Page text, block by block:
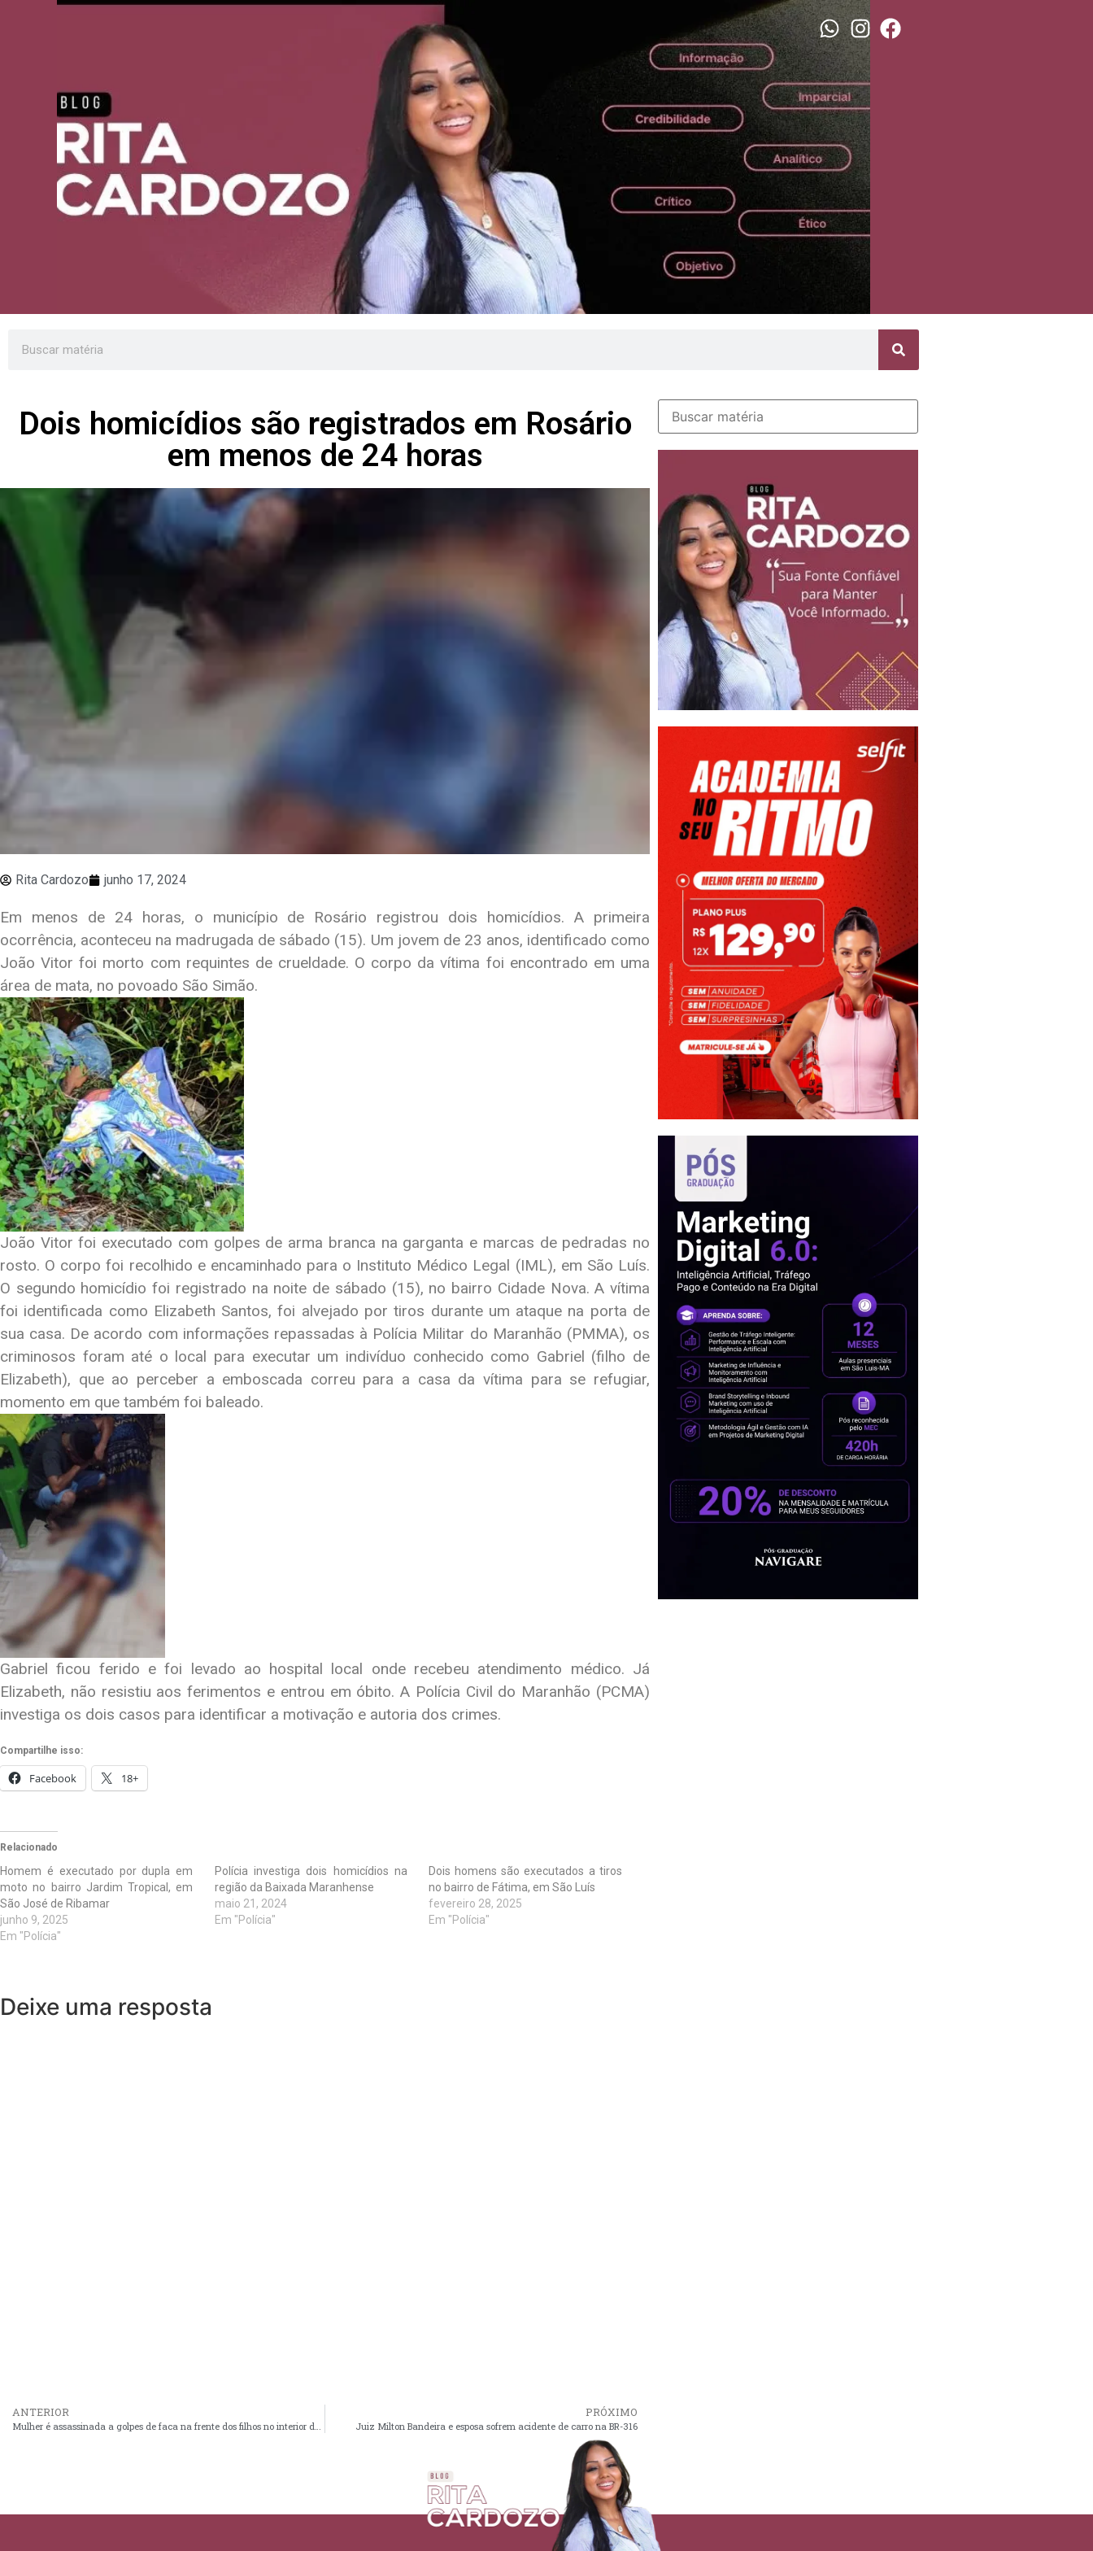
Dois homicídios são registrados em Rosário
em menos de 24 horas
Rita Cardozo junho 17, 2024
Em menos de 24 horas, o município de Rosário registrou dois homicídios. A primeira
ocorrência, aconteceu na madrugada de sábado (15). Um jovem de 23 anos, identificado como
João Vitor foi morto com requintes de crueldade. O corpo da vítima foi encontrado em uma
área de mata, no povoado São Simão.
João Vitor foi executado com golpes de arma branca na garganta e marcas de pedradas no
rosto. O corpo foi recolhido e encaminhado para o Instituto Médico Legal (IML), em São Luís.
O segundo homicídio foi registrado na noite de sábado (15), no bairro Cidade Nova. A vítima
foi identificada como Elizabeth Santos, foi alvejado por tiros durante um ataque na porta de
sua casa. De acordo com informações repassadas à Polícia Militar do Maranhão (PMMA), os
criminosos foram até o local para executar um indivíduo conhecido como Gabriel (filho de
Elizabeth), que ao perceber a emboscada correu para a casa da vítima para se refugiar,
momento em que também foi baleado.
Gabriel ficou ferido e foi levado ao hospital local onde recebeu atendimento médico. Já
Elizabeth, não resistiu aos ferimentos e entrou em óbito. A Polícia Civil do Maranhão (PCMA)
investiga os dois casos para identificar a motivação e autoria dos crimes.
Compartilhe isso:
Facebook 18+
Relacionado
Homem é executado por dupla em
moto no bairro Jardim Tropical, em
São José de Ribamar
junho 9, 2025
Em "Polícia"
Polícia investiga dois homicídios na
região da Baixada Maranhense
maio 21, 2024
Em "Polícia"
Dois homens são executados a tiros
no bairro de Fátima, em São Luís
fevereiro 28, 2025
Em "Polícia"
Deixe uma resposta
ANTERIOR
Mulher é assassinada a golpes de faca na frente dos filhos no interior do Maranhão
PRÓXIMO
Juiz Milton Bandeira e esposa sofrem acidente de carro na BR-316